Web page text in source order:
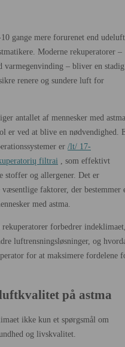
gange mere forurenet end
Moderne rekuperatorer –
varmegenvinding – bliver en stadig
renere og sundere luft for
antallet af mennesker med
er ved at blive en nødvendighed.
er /lt/ 17-
filtrai , som effektivt
stoffer og allergener. Det er
faktorer, der bestemmer
med astma.
forbedrer
luftrensningsløsninger, og
for at maksimere fordelene
på astma
ikke kun et spørgsmål om
og livskvalitet.